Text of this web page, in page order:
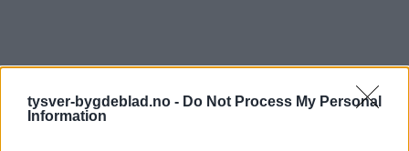
tysver-bygdeblad.no - Do Not Process My Personal
Information